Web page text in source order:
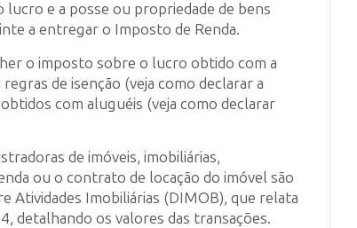
lucro e a posse ou propriedade de bens
a entregar o Imposto de Renda.
o imposto sobre o lucro obtido com a
de isenção (veja como declarar a
com aluguéis (veja como declarar
de imóveis, imobiliárias,
ou o contrato de locação do imóvel são
Atividades Imobiliárias (DIMOB), que relata
detalhando os valores das transações.